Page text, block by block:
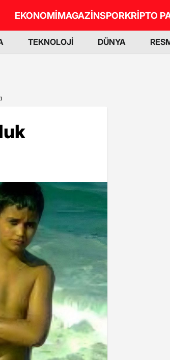
EKONOMİMAGAZİNSPORKRİPTO
TEKNOLOJİ DÜNYA